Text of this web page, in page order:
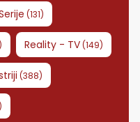
(131)
) Reality - TV(149)
(388)
)